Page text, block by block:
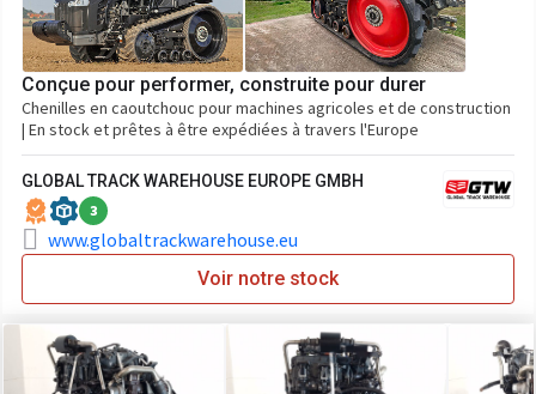
Conçue pour performer, construite pour durer
Chenilles en caoutchouc pour machines agricoles et de construction
| En stock et prêtes à être expédiées à travers l'Europe
GLOBAL TRACK WAREHOUSE EUROPE GMBH
3
www.globaltrackwarehouse.eu
Voir notre stock